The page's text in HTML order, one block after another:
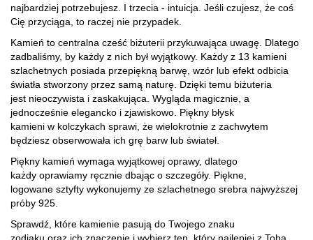
najbardziej potrzebujesz. I trzecia - intuicja. Jeśli czujesz, że coś
Cię przyciąga, to raczej nie przypadek.
Kamień to centralna cześć biżuterii przykuwająca uwagę. Dlatego
zadbaliśmy, by każdy z nich był wyjątkowy. Każdy z 13 kamieni
szlachetnych posiada przepiękną barwę, wzór lub efekt odbicia
światła stworzony przez samą naturę. Dzięki temu biżuteria
jest nieoczywista i zaskakująca. Wygląda magicznie, a
jednocześnie elegancko i zjawiskowo. Piękny błysk
kamieni w kolczykach sprawi, że wielokrotnie z zachwytem
będziesz obserwowała ich grę barw lub świateł.
Piękny kamień wymaga wyjątkowej oprawy, dlatego
każdy oprawiamy ręcznie dbając o szczegóły. Piękne,
logowane sztyfty wykonujemy ze szlachetnego srebra najwyższej
próby 925.
Sprawdź, które kamienie pasują do Twojego znaku